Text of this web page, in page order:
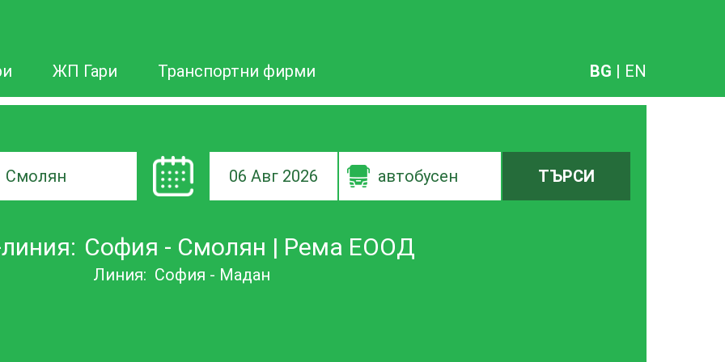
ЖП Гари Транспортни фирми BG | EN
06 Авг 2026 автобусен ТЪРСИ
София - Смолян | Рема ЕООД
Линия: София - Мадан